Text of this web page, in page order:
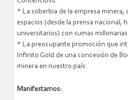
* La soberbia de la empresa minera,
espacios (desde la prensa nacional,
universitarios) con sumas
* La preocupante promoción que
Infinito Gold de una concesión de
minera en nuestro país.
Manifestamos: